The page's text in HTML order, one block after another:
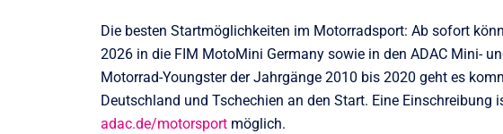
Die besten Startmöglichkeiten im Motorradsport: Ab sofort
2026 in die FIM MotoMini Germany sowie in den ADAC Mini-
Motorrad-Youngster der Jahrgänge 2010 bis 2020 geht es
Deutschland und Tschechien an den Start. Eine Einschreibung
adac.de/motorsport möglich.